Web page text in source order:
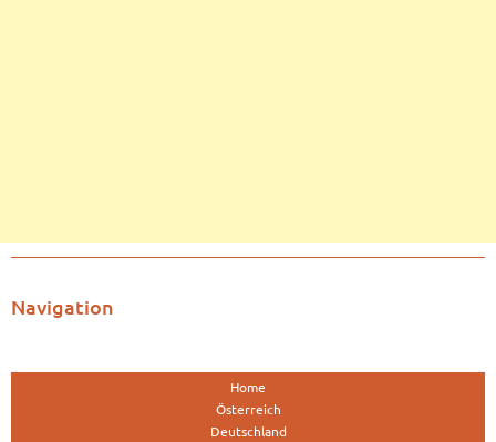
Navigation
Home
Österreich
Deutschland